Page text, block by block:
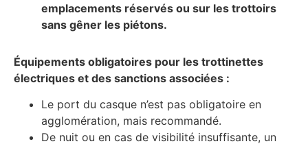
emplacements réservés ou sur les trottoirs
sans gêner les piétons.
Équipements obligatoires pour les trottinettes
électriques et des sanctions associées :
Le port du casque n’est pas obligatoire en
agglomération, mais recommandé.
De nuit ou en cas de visibilité insuffisante, un